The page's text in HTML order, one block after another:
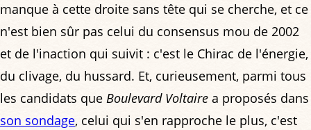
manque à cette droite sans tête qui se cherche, et ce
n'est bien sûr pas celui du consensus mou de 2002
et de l'inaction qui suivit : c'est le Chirac de l'énergie,
du clivage, du hussard. Et, curieusement, parmi tous
les candidats que Boulevard Voltaire a proposés dans
son sondage, celui qui s'en rapproche le plus, c'est